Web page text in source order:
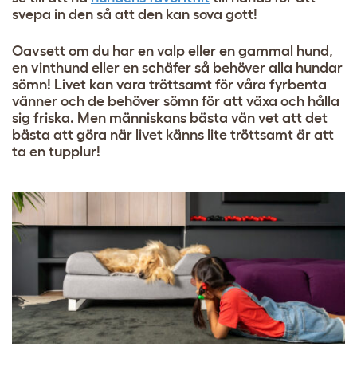
svepa in den så att den kan sova gott!
Oavsett om du har en valp eller en gammal hund,
en vinthund eller en schäfer så behöver alla hundar
sömn! Livet kan vara tröttsamt för våra fyrbenta
vänner och de behöver sömn för att växa och hålla
sig friska. Men människans bästa vän vet att det
bästa att göra när livet känns lite tröttsamt är att
ta en tupplur!